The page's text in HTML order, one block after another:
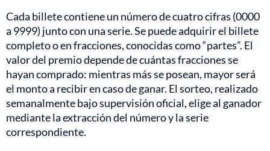
Cada billete contiene un número de cuatro cifras (0000
a 9999) junto con una serie. Se puede adquirir el billete
completo o en fracciones, conocidas como “partes”. El
valor del premio depende de cuántas fracciones se
hayan comprado: mientras más se posean, mayor será
el monto a recibir en caso de ganar. El sorteo, realizado
semanalmente bajo supervisión oficial, elige al ganador
mediante la extracción del número y la serie
correspondiente.